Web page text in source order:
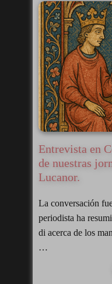
Entrevista en
de nuestras
Lucanor.
La conversación
periodista ha
di acerca de los
…